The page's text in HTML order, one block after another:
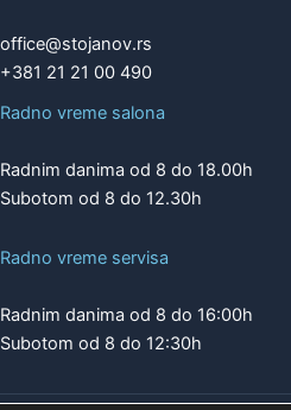
office@stojanov.rs
+381 21 21 00 490
Radno vreme salona
Radnim danima od 8 do 18.00h
Subotom od 8 do 12.30h
Radno vreme servisa
Radnim danima od 8 do 16:00h
Subotom od 8 do 12:30h